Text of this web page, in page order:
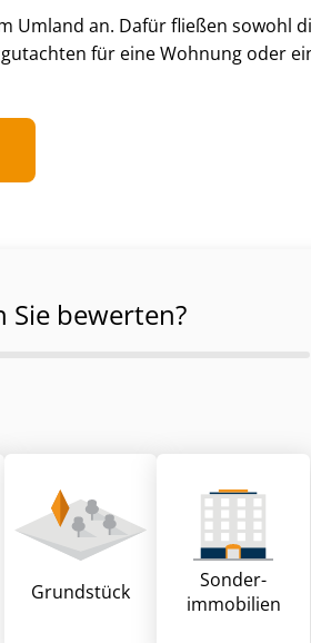
an. Dafür fließen sowohl
für eine Wohnung oder
bewerten?
Grund­stück
Sonder­
immobilien